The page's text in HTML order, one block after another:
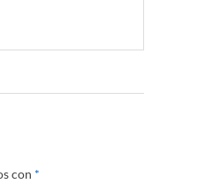
con *